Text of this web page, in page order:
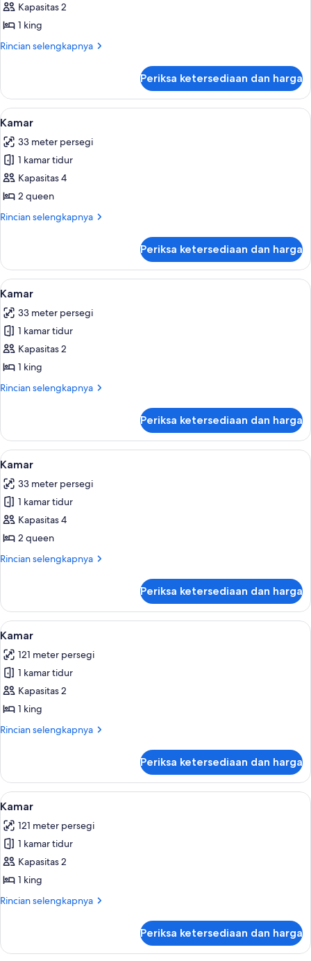
KamarKapasitas 2
1 king
Rincian selengkapnya
Rincian
Kamar
Periksa ketersediaan dan harga
Lihat
semua
foto
untuk
Kamar
Bantalan ekstra lembut, brankas,
4
Kamar
33 meter persegi
1 kamar tidur
Kapasitas 4
2 queen
Rincian selengkapnya
Rincian
Kamar
Periksa ketersediaan dan harga
Lihat
semua
foto
untuk
Kamar
Bantalan ekstra lembut, brankas,
5
Kamar
33 meter persegi
1 kamar tidur
Kapasitas 2
1 king
Rincian selengkapnya
Rincian
Kamar
Periksa ketersediaan dan harga
Lihat
semua
foto
untuk
Kamar
Bantalan ekstra lembut, brankas,
4
Kamar
33 meter persegi
1 kamar tidur
Kapasitas 4
2 queen
Rincian selengkapnya
Rincian
Kamar
Periksa ketersediaan dan harga
Lihat
semua
foto
untuk
Kamar
Bantalan ekstra lembut, brankas,
7
Kamar
121 meter persegi
1 kamar tidur
Kapasitas 2
1 king
Rincian selengkapnya
Rincian
Kamar
Periksa ketersediaan dan harga
Lihat
semua
foto
untuk
Kamar
Bantalan ekstra lembut, brankas,
8
Kamar
121 meter persegi
1 kamar tidur
Kapasitas 2
1 king
Rincian selengkapnya
Rincian
Kamar
Periksa ketersediaan dan harga